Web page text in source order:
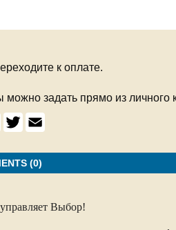
к оплате.
можно задать прямо из личного
T
w
t
t
e
E
m
i
l (0)
Выбор!